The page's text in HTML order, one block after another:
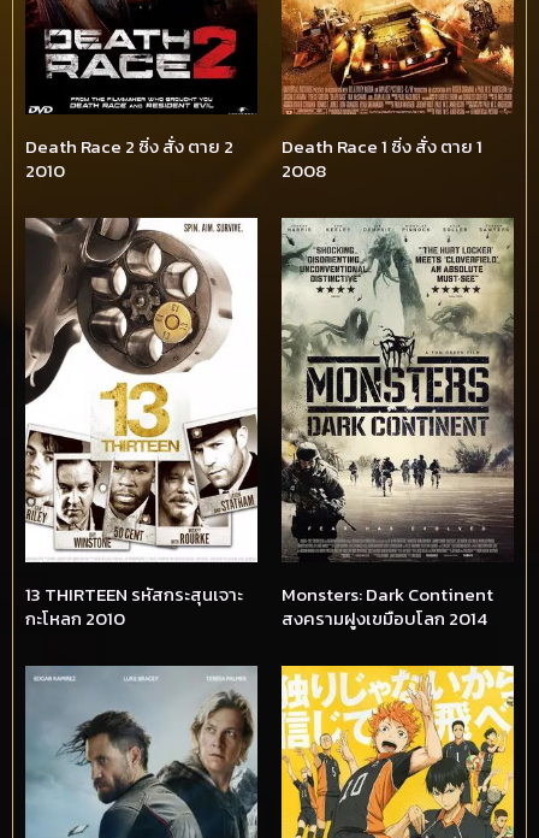
Death Race 2 ซิ่ง สั่ง ตาย 2
2010
Death Race 1 ซิ่ง สั่ง ตาย 1
2008
13 THIRTEEN รหัสกระสุนเจาะ
กะโหลก 2010
Monsters: Dark Continent
สงครามฝูงเขมือบโลก 2014